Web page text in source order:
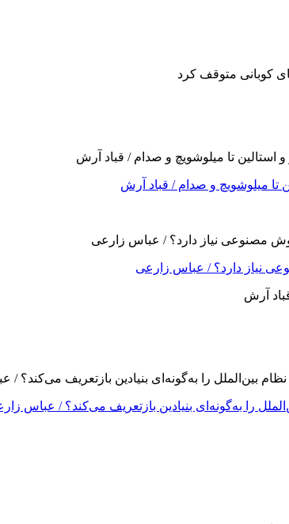
کوبانی متوقف کرد
تا میلوشویچ و صدام / قباد آرش
نیاز دارد؟ / عباس زارعی
را به‌گونه‌ای بنیادین بازتعریف می‌کند؟ / عباس